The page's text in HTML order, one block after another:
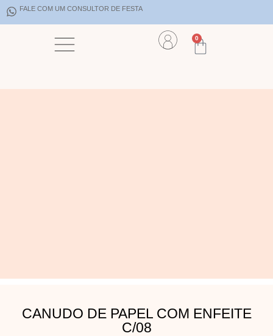
FALE COM UM CONSULTOR DE FESTA
0
CANUDO DE PAPEL COM ENFEITE
C/08